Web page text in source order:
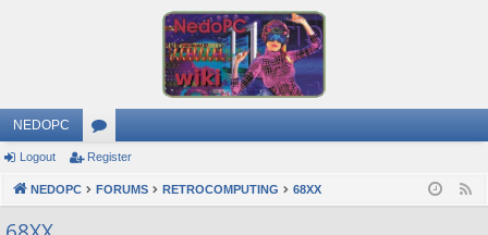
NEDOPC
or
u
Logout Register
NEDOPC FORUMS RETROCOMPUTING 68XX